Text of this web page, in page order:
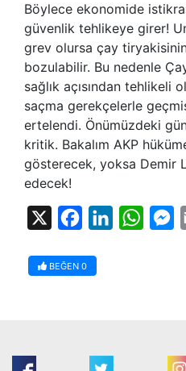
Böylece ekonomide
güvenlik tehlikeye girer!
grev olursa çay
bozulabilir. Bu nedenle
sağlık açısından tehlikeli
saçma gerekçelerle
ertelendi. Önümüzdeki
kritik. Bakalım AKP
gösterecek, yoksa Demir
edecek!
FacebookLinkedIn
BEĞEN 0